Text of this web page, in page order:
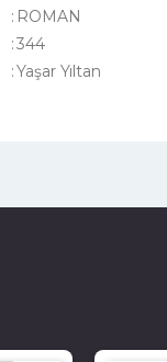
: ROMAN
:344
:Yaşar Yıltan